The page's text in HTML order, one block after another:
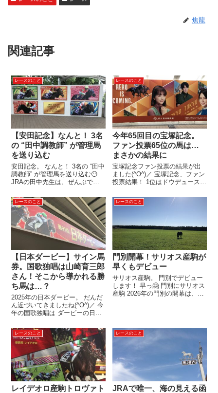
焦龍
関連記事
レースのこと
【安田記念】なんと！ 3名
の “田中調教師” が管理馬
を送り込む
安田記念。 なんと！ 3名の “田中
調教師” が管理馬を送り込む😶
JRAの田中先生は、ぜんぶで何
中” という苗字の調教師は4名い
ます。 ◆田中 克典 ◆田中 勝春
◆田中 剛 ◆田中 博康 そのうち3
名...
レースのこと
今年65回目の宝塚記念。
ファン投票65位の馬は…
まさかの結果に
宝塚記念ファン投票の結果が出
ました(^O^)／ 宝塚記念、ファン
投票結果！ 1位はドウデュース！
豊騎手とのコンビで、グランプ
リ連覇が期待されます😝 2位は
休養と発表されているに...
レースのこと
【日本ダービー】サイン馬
券。国歌独唱は山崎育三郎
さん！そこから導かれる勝
ち馬は…？
2025年の日本ダービー。 だんだ
ん近づいてきましたね(^O^)／ 今
年の国歌独唱は ダービーの日
にJRAから詳細が発表されまし
た。 ダービーの表彰式プレゼン
ターとして、見上愛さんと竹内
涼真さんが来場！ こ...
レースのこと
門別開幕！サリオス産駒が
早くもデビュー
サリオス産駒。 門別でデビュー
します！ 早っ🤗 門別にサリオス
産駒 2026年の門別の開幕は、
は、4/16（木）。 門別...
レースのこと
レイデオロ産駒トロヴァト
レースのこと
JRAで唯一、海の見える函